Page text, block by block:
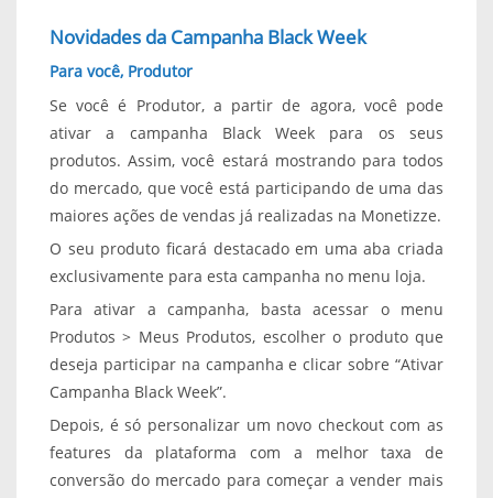
Novidades da Campanha Black Week
Para você, Produtor
Se você é Produtor, a partir de agora, você pode
ativar a campanha Black Week para os seus
produtos. Assim, você estará mostrando para todos
do mercado, que você está participando de uma das
maiores ações de vendas já realizadas na Monetizze.
O seu produto ficará destacado em uma aba criada
exclusivamente para esta campanha no menu loja.
Para ativar a campanha, basta acessar o menu
Produtos > Meus Produtos, escolher o produto que
deseja participar na campanha e clicar sobre “Ativar
Campanha Black Week”.
Depois, é só personalizar um novo checkout com as
features da plataforma com a melhor taxa de
conversão do mercado para começar a vender mais